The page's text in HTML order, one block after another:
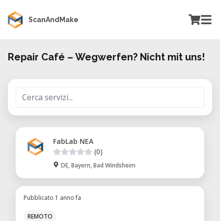
ScanAndMake
Repair Café – Wegwerfen? Nicht mit uns!
FabLab NEA
(0)
DE, Bayern, Bad Windsheim
Pubblicato 1 anno fa
REMOTO